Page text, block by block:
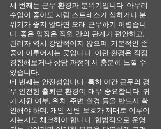
세 번째는 근무 환경과 분위기입니다. 아무리
수입이 좋아도 사람 스트레스가 심하거나 분
위기가 좋지 않다면 오래 근무하기 어렵습니
다. 좋은 업장은 직원 간의 관계가 편안하고,
관리자 역시 강압적이지 않으며, 기본적인 존
중이 이루어지는 곳입니다. 이런 환경은 직접
경험해보거나 상담 과정에서 충분히 느낄 수
있습니다.
네 번째는 안전성입니다. 특히 야간 근무의 경
우 안전한 출퇴근 환경이 매우 중요합니다. 귀
가 지원 여부, 위치, 주변 환경 등을 반드시 확
인해야 하며, 개인 신변 보호가 제대로 이루어
지는지도 체크해야 합니다. 합법적으로 운영